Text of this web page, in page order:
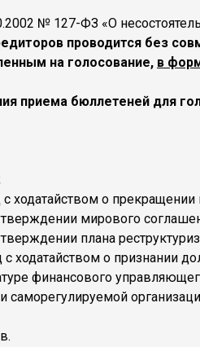
№ 127-ФЗ «О
проводится без
на голосование, в
приема бюллетеней для
о прекращении
мирового
плана
о признании
финансового